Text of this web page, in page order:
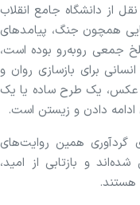
از دانشگاه جامع انقلاب
همچون جنگ، پیامدهای
جمعی روبه‌رو بوده است،
برای بازسازی روان و
عکس، یک طرح ساده یا یک
دادن و زیستن است.
گردآوری همین روایت‌های
و بازتابی از امید،
هستند.